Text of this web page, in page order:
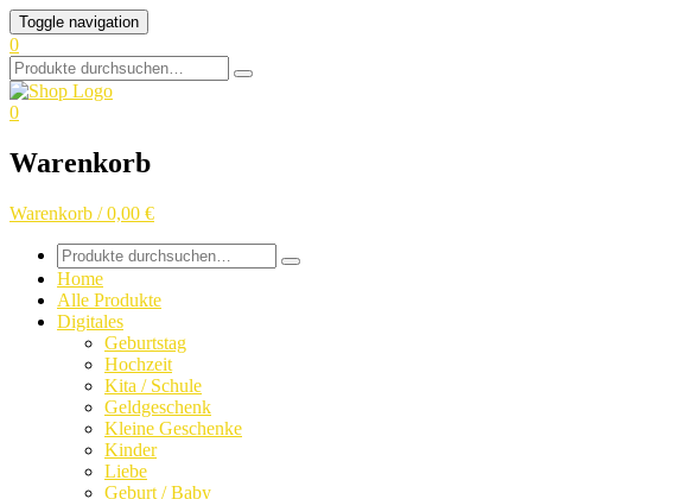
Skip
to
content
Toggle navigation
0
Search
for:
0
Warenkorb
Warenkorb / 0,00 €
Search
for:
Home
Alle Produkte
Digitales
Geburtstag
Hochzeit
Kita / Schule
Geldgeschenk
Kleine Geschenke
Kinder
Liebe
Geburt / Baby